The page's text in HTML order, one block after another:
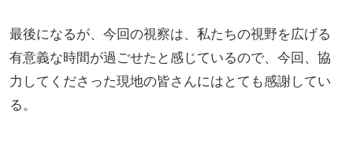
最後になるが、今回の視察は、私たちの視野を広げる
有意義な時間が過ごせたと感じているので、今回、協
力してくださった現地の皆さんにはとても感謝してい
る。